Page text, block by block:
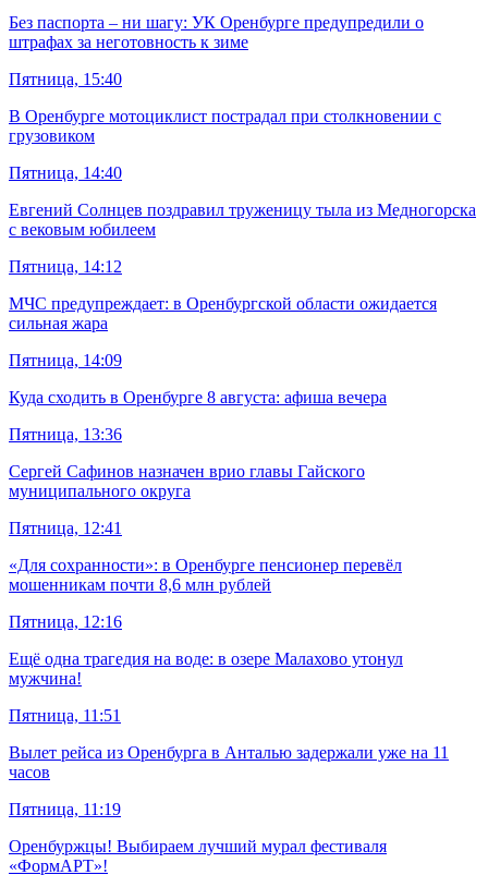
Без паспорта – ни шагу: УК Оренбурге предупредили о
штрафах за неготовность к зиме
Пятница, 15:40
В Оренбурге мотоциклист пострадал при столкновении с
грузовиком
Пятница, 14:40
Евгений Солнцев поздравил труженицу тыла из Медногорска
с вековым юбилеем
Пятница, 14:12
МЧС предупреждает: в Оренбургской области ожидается
сильная жара
Пятница, 14:09
Куда сходить в Оренбурге 8 августа: афиша вечера
Пятница, 13:36
Сергей Сафинов назначен врио главы Гайского
муниципального округа
Пятница, 12:41
«Для сохранности»: в Оренбурге пенсионер перевёл
мошенникам почти 8,6 млн рублей
Пятница, 12:16
Ещё одна трагедия на воде: в озере Малахово утонул
мужчина!
Пятница, 11:51
Вылет рейса из Оренбурга в Анталью задержали уже на 11
часов
Пятница, 11:19
Оренбуржцы! Выбираем лучший мурал фестиваля
«ФормАРТ»!